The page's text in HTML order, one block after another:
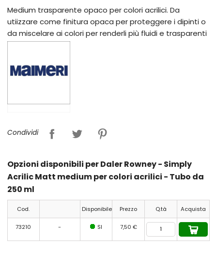
Medium trasparente opaco per colori acrilici. Da
utiizzare come finitura opaca per proteggere i dipinti o
da miscelare ai colori per renderli più fluidi e trasparenti
Condividi
Opzioni disponibili per Daler Rowney - Simply
Acrilic Matt medium per colori acrilici - Tubo da
250 ml
Cod. Disponibile Prezzo Q.tà Acquista
73210 - SI 7,50 €